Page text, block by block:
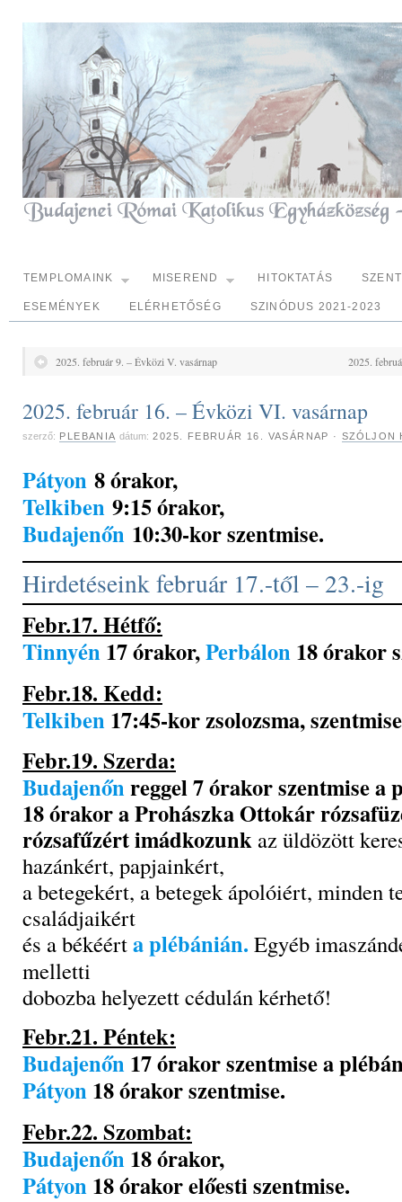
TEMPLOMAINK MISEREND HITOKTATÁS
ESEMÉNYEK ELÉRHETŐSÉG SZINÓDUS 2021-2023
2025. február 9. – Évközi V. vasárnap 2025.
2025. február 16. – Évközi VI. vasárnap
szerző: PLEBANIA dátum: 2025. FEBRUÁR 16. VASÁRNAP ·SZÓLJON
Pátyon 8 órakor,
Telkiben 9:15 órakor,
Budajenőn 10:30-kor szentmise.
Hirdetéseink február 17.-től – 23.-ig
Febr.17. Hétfő:
Tinnyén 17 órakor,Perbálon 18 órakor
Febr.18. Kedd:
Telkiben 17:45-kor zsolozsma,
Febr.19. Szerda:
Budajenőnreggel 7 órakor szentmise a
18 órakor a Prohászka Ottokár
rózsafűzért imádkozunk az üldözött
hazánkért, papjainkért,
a betegekért, a betegek ápolóiért, minden
családjaikért
és a békéérta plébánián. Egyéb
melletti
dobozba helyezett cédulán kérhető!
Febr.21. Péntek:
Budajenőn 17 órakor szentmise a
Pátyon 18 órakor szentmise.
Febr.22. Szombat:
Budajenőn 18 órakor,
Pátyon 18 órakor előesti szentmise.